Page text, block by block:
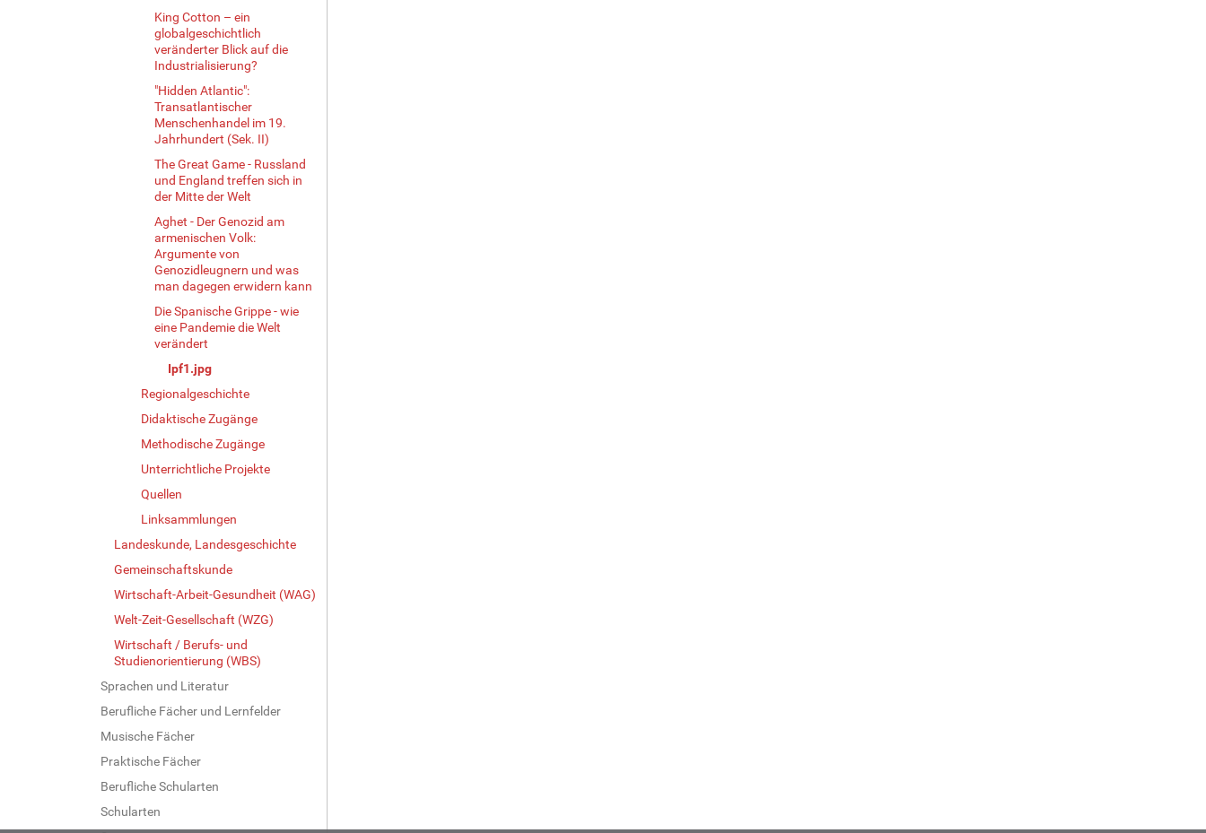
King Cotton – ein
globalgeschichtlich
veränderter Blick auf die
Industrialisierung?
"Hidden Atlantic":
Transatlantischer
Menschenhandel im 19.
Jahrhundert (Sek. II)
The Great Game - Russland
und England treffen sich in
der Mitte der Welt
Aghet - Der Genozid am
armenischen Volk:
Argumente von
Genozidleugnern und was
man dagegen erwidern kann
Die Spanische Grippe - wie
eine Pandemie die Welt
verändert
Ipf1.jpg
Regionalgeschichte
Didaktische Zugänge
Methodische Zugänge
Unterrichtliche Projekte
Quellen
Linksammlungen
Landeskunde, Landesgeschichte
Gemeinschaftskunde
Wirtschaft-Arbeit-Gesundheit (WAG)
Welt-Zeit-Gesellschaft (WZG)
Wirtschaft / Berufs- und
Studienorientierung (WBS)
Sprachen und Literatur
Berufliche Fächer und Lernfelder
Musische Fächer
Praktische Fächer
Berufliche Schularten
Schularten